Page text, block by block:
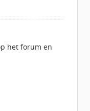
het forum en